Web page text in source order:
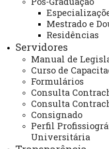
Mestrado e
Residências
Servidores
Manual de
Curso de
Formulários
Consulta
Consulta
Consignado
Perfil
Universitária
PRÓ-REITORIAS
Administração e Finanças
Extensão
Graduação
Pesquisa/Pós Graduação
Recursos Humanos
Planejamento